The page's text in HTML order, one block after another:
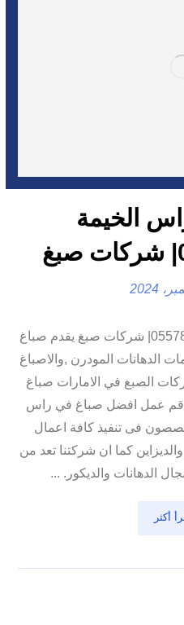
الخيمة
صباغ في راس الخيمة |0557821580| شركات صبغ يقدم صباغ
المودرن ,والاصباغ
الصبغ في الامارات صباغ
عمل افضل صباغ في راس
فى تنفيذ كافة اعمال
كما ان شركتنا تعد من
الدهانات والديكور. ...
أكثر